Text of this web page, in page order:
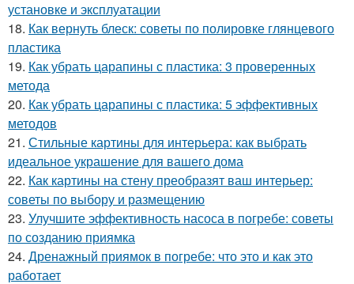
установке и эксплуатации
18. Как вернуть блеск: советы по полировке глянцевого
пластика
19. Как убрать царапины с пластика: 3 проверенных
метода
20. Как убрать царапины с пластика: 5 эффективных
методов
21. Стильные картины для интерьера: как выбрать
идеальное украшение для вашего дома
22. Как картины на стену преобразят ваш интерьер:
советы по выбору и размещению
23. Улучшите эффективность насоса в погребе: советы
по созданию приямка
24. Дренажный приямок в погребе: что это и как это
работает